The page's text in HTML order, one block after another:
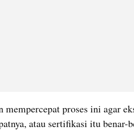
mempercepat proses ini agar
atau sertifikasi itu benar-